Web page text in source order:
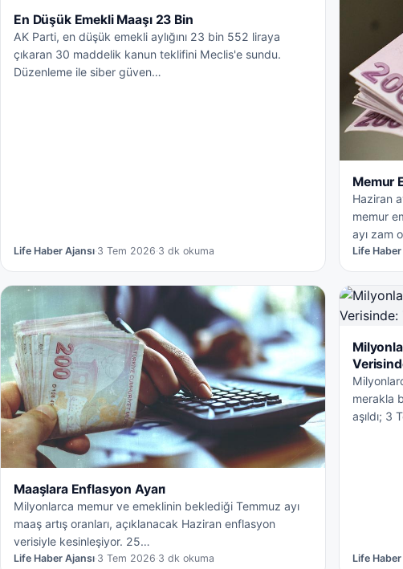
En Düşük Emekli Maaşı 23 Bin
AK Parti, en düşük emekli aylığını 23 bin 552 liraya
çıkaran 30 maddelik kanun teklifini Meclis'e sundu.
Düzenleme ile siber güven…
Life Haber Ajansı·3 Tem 2026·3 dk okuma
Memur
Haziran
memur
ayı zam
Life Haber
Maaşlara Enflasyon Ayarı
Milyonlarca memur ve emeklinin beklediği Temmuz ayı
maaş artış oranları, açıklanacak Haziran enflasyon
verisiyle kesinleşiyor. 25…
Life Haber Ajansı·3 Tem 2026·3 dk okuma
merakla
aşıldı; 3
Life Haber